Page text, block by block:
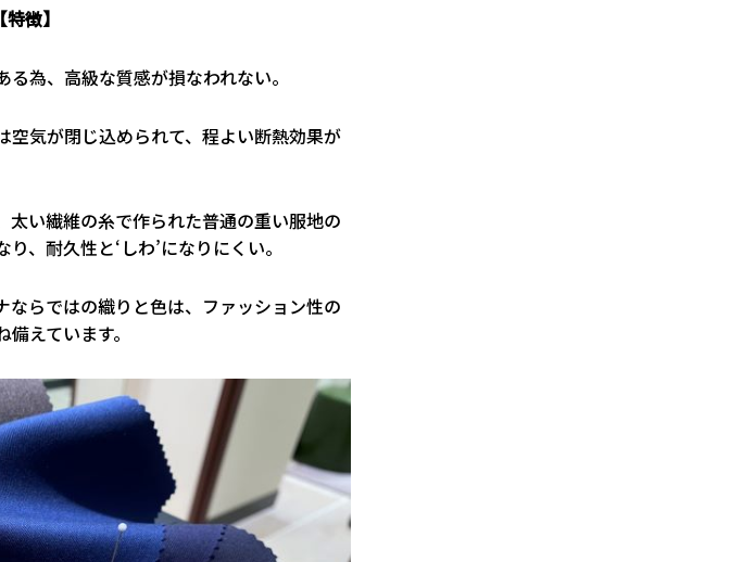
【特徴】
為、高級な質感が損なわれない。
空気が閉じ込められて、程よい断熱効果が
い繊維の糸で作られた普通の重い服地の
、耐久性と‘しわ’になりにくい。
ならではの織りと色は、ファッション性の
えています。